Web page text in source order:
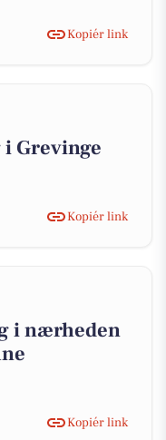
Kopiér link
Grevinge
Kopiér link
i nærheden
Kopiér link